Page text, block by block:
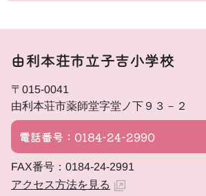
由利本荘市立子吉小学校
〒015-0041
由利本荘市薬師堂字堂ノ下９３－２
電話番号：0184-24-2990
FAX番号：0184-24-2991
アクセス方法を見る